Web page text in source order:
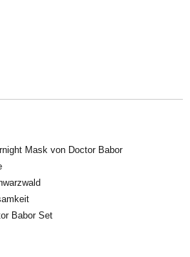
Mask von Doctor Babor
Babor Set